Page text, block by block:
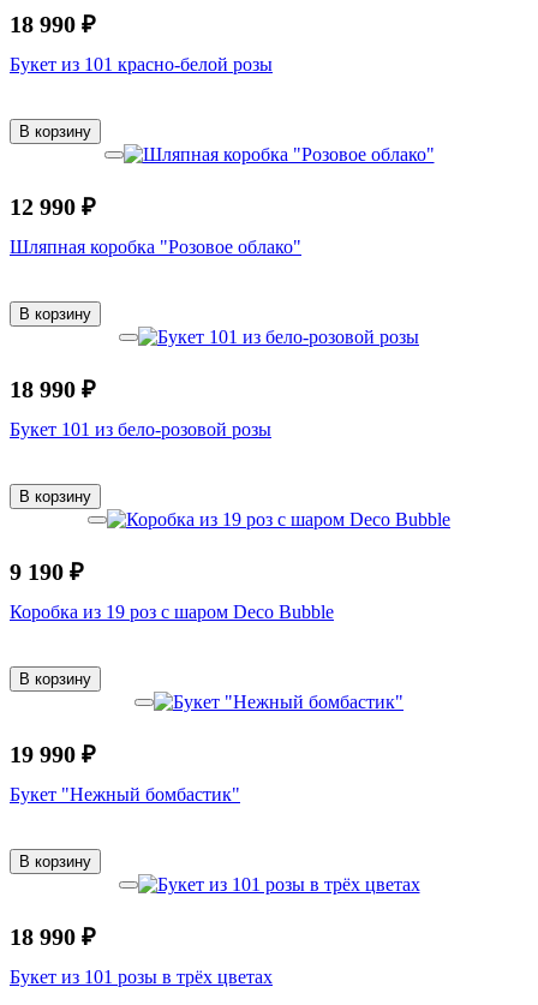
18 990 ₽
Букет из 101 красно-белой розы
В корзину
12 990 ₽
Шляпная коробка "Розовое облако"
В корзину
18 990 ₽
Букет 101 из бело-розовой розы
В корзину
9 190 ₽
Коробка из 19 роз с шаром Deco Bubble
В корзину
19 990 ₽
Букет "Нежный бомбастик"
В корзину
18 990 ₽
Букет из 101 розы в трёх цветах